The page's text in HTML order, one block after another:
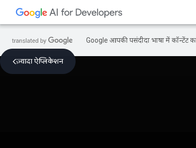
Google आपकी पसंदीदा भाषा में कॉन्टेंट
ज़्यादा ऐप्लिकेशन